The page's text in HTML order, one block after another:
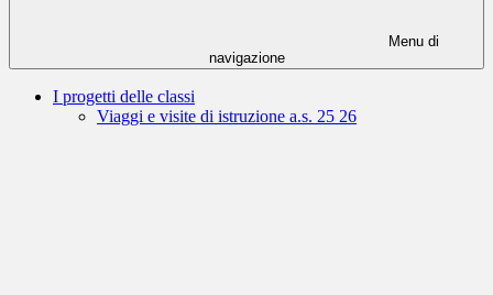
Menu di
navigazione
I progetti delle classi
Viaggi e visite di istruzione a.s. 25 26